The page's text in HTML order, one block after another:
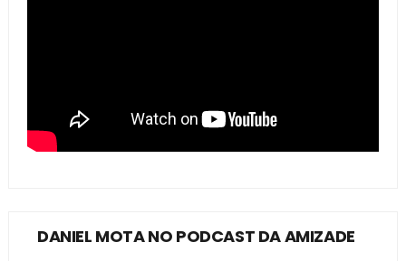
DANIEL MOTA NO PODCAST DA AMIZADE